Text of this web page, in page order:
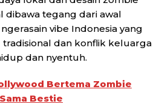
dibawa tegang dari awal
vibe Indonesia yang
tradisional dan konflik keluarga
dan nyentuh.
Bertema Zombie
Bestie